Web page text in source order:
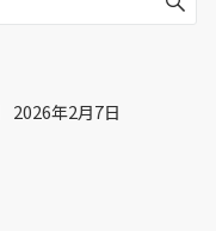
2026年2月7日